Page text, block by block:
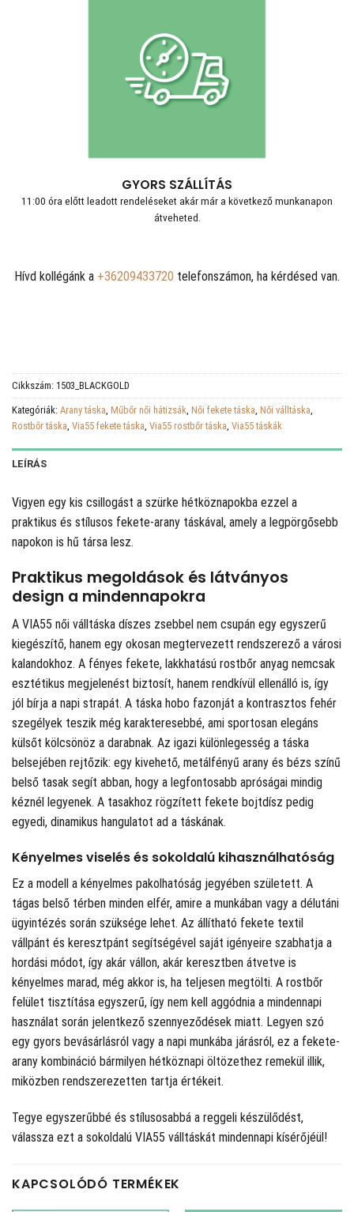
GYORS SZÁLLÍTÁS
11:00 óra előtt leadott rendeléseket akár már a következő munkanapon
átveheted.
Hívd kollégánk a +36209433720 telefonszámon, ha kérdésed van.
Cikkszám: 1503_BLACKGOLD
Kategóriák: Arany táska, Műbőr női hátizsák, Női fekete táska, Női válltáska,
Rostbőr táska, Via55 fekete táska, Via55 rostbőr táska, Via55 táskák
LEÍRÁS
Vigyen egy kis csillogást a szürke hétköznapokba ezzel a
praktikus és stílusos fekete-arany táskával, amely a legpörgősebb
napokon is hű társa lesz.
Praktikus megoldások és látványos
design a mindennapokra
A VIA55 női válltáska díszes zsebbel nem csupán egy egyszerű
kiegészítő, hanem egy okosan megtervezett rendszerező a városi
kalandokhoz. A fényes fekete, lakkhatású rostbőr anyag nemcsak
esztétikus megjelenést biztosít, hanem rendkívül ellenálló is, így
jól bírja a napi strapát. A táska hobo fazonját a kontrasztos fehér
szegélyek teszik még karakteresebbé, ami sportosan elegáns
külsőt kölcsönöz a darabnak. Az igazi különlegesség a táska
belsejében rejtőzik: egy kivehető, metálfényű arany és bézs színű
belső tasak segít abban, hogy a legfontosabb apróságai mindig
kéznél legyenek. A tasakhoz rögzített fekete bojtdísz pedig
egyedi, dinamikus hangulatot ad a táskának.
Kényelmes viselés és sokoldalú kihasználhatóság
Ez a modell a kényelmes pakolhatóság jegyében született. A
tágas belső térben minden elfér, amire a munkában vagy a délutáni
ügyintézés során szüksége lehet. Az állítható fekete textil
vállpánt és keresztpánt segítségével saját igényeire szabhatja a
hordási módot, így akár vállon, akár keresztben átvetve is
kényelmes marad, még akkor is, ha teljesen megtölti. A rostbőr
felület tisztítása egyszerű, így nem kell aggódnia a mindennapi
használat során jelentkező szennyeződések miatt. Legyen szó
egy gyors bevásárlásról vagy a napi munkába járásról, ez a fekete-
arany kombináció bármilyen hétköznapi öltözethez remekül illik,
miközben rendszerezetten tartja értékeit.
Tegye egyszerűbbé és stílusosabbá a reggeli készülődést,
válassza ezt a sokoldalú VIA55 válltáskát mindennapi kísérőjéül!
KAPCSOLÓDÓ TERMÉKEK